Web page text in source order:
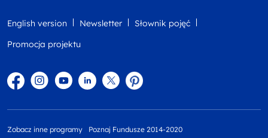
English version Newsletter
Słownik pojęć
Promocja projektu
FacebookInstagram
YouTubeLinkedintwitterPinterest
Zobacz inne programy Poznaj Fundusze 2014-2020